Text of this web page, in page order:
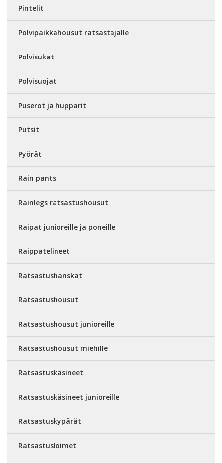
Pintelit
Polvipaikkahousut ratsastajalle
Polvisukat
Polvisuojat
Puserot ja hupparit
Putsit
Pyörät
Rain pants
Rainlegs ratsastushousut
Raipat junioreille ja poneille
Raippatelineet
Ratsastushanskat
Ratsastushousut
Ratsastushousut junioreille
Ratsastushousut miehille
Ratsastuskäsineet
Ratsastuskäsineet junioreille
Ratsastuskypärät
Ratsastusloimet